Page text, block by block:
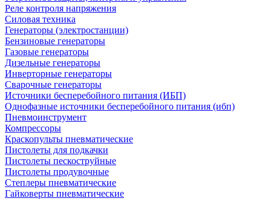
Реле контроля напряжения
Силовая техника
Генераторы (электростанции)
Бензиновые генераторы
Газовые генераторы
Дизельные генераторы
Инверторные генераторы
Сварочные генераторы
Источники бесперебойного питания (ИБП)
Однофазные источники бесперебойного питания (ибп)
Пневмоинструмент
Компрессоры
Краскопульты пневматические
Пистолеты для подкачки
Пистолеты пескоструйные
Пистолеты продувочные
Степлеры пневматические
Гайковерты пневматические